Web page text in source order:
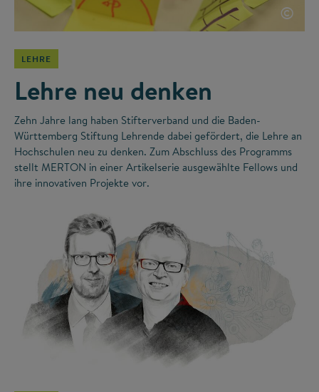
©
LEHRE
Lehre neu denken
Zehn Jahre lang haben Stifterverband und die Baden-
Württemberg Stiftung Lehrende dabei gefördert, die Lehre an
Hochschulen neu zu denken. Zum Abschluss des Programms
stellt MERTON in einer Artikelserie ausgewählte Fellows und
ihre innovativen Projekte vor.